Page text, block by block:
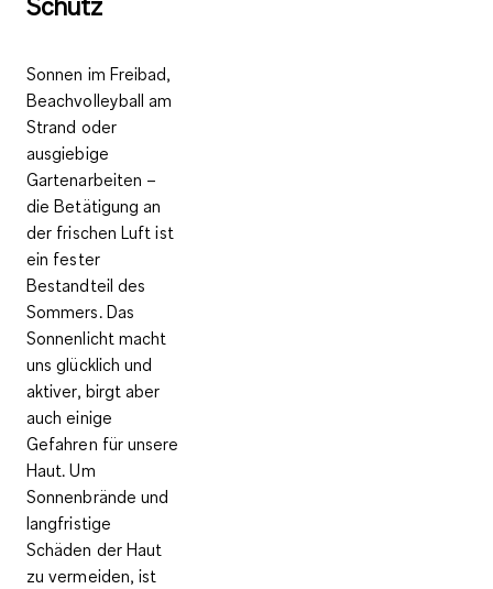
Sonnen im Freibad,
Beachvolleyball am
Strand oder
ausgiebige
Gartenarbeiten –
die Betätigung an
der frischen Luft ist
ein fester
Bestandteil des
Sommers. Das
Sonnenlicht macht
uns glücklich und
aktiver, birgt aber
auch einige
Gefahren für unsere
Haut. Um
Sonnenbrände und
langfristige
Schäden der Haut
zu vermeiden, ist